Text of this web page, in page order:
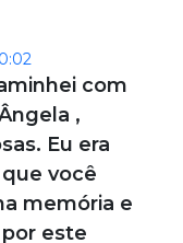
com
,
Eu era
você
memória e
este